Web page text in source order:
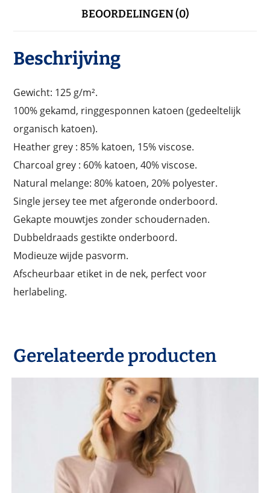
BEOORDELINGEN (0)
Beschrijving
Gewicht: 125 g/m².
100% gekamd, ringgesponnen katoen (gedeeltelijk
organisch katoen).
Heather grey : 85% katoen, 15% viscose.
Charcoal grey : 60% katoen, 40% viscose.
Natural melange: 80% katoen, 20% polyester.
Single jersey tee met afgeronde onderboord.
Gekapte mouwtjes zonder schoudernaden.
Dubbeldraads gestikte onderboord.
Modieuze wijde pasvorm.
Afscheurbaar etiket in de nek, perfect voor
herlabeling.
Gerelateerde producten